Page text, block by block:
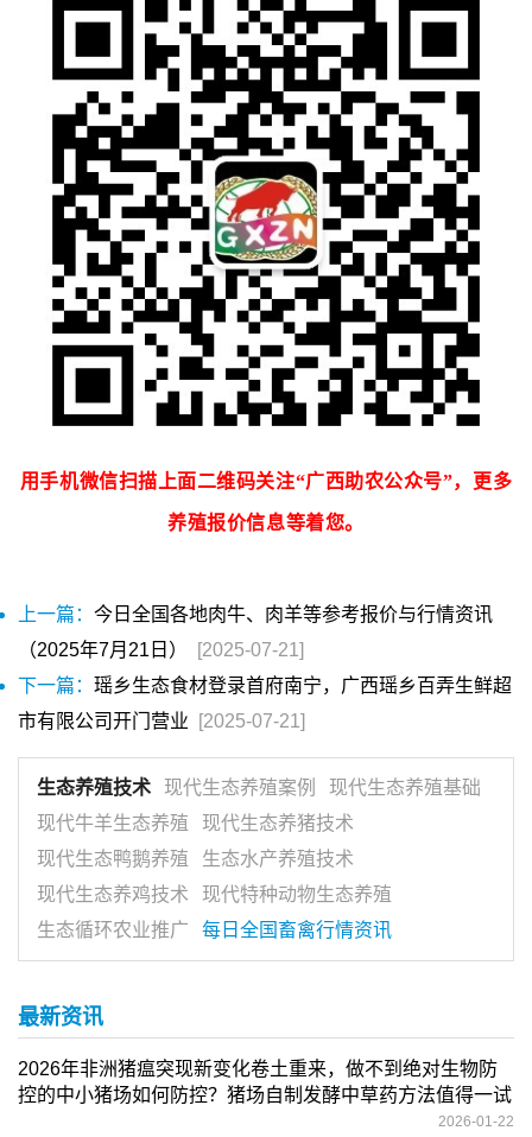
用手机微信扫描上面二维码关注“广西助农公众号”，更多
养殖报价信息等着您。
上一篇： 今日全国各地肉牛、肉羊等参考报价与行情资讯
（2025年7月21日）
[2025-07-21]
下一篇： 瑶乡生态食材登录首府南宁，广西瑶乡百弄生鲜超
市有限公司开门营业
[2025-07-21]
生态养殖技术 现代生态养殖案例
现代生态养殖基础
现代牛羊生态养殖
现代生态养猪技术
现代生态鸭鹅养殖
生态水产养殖技术
现代生态养鸡技术
现代特种动物生态养殖
生态循环农业推广
每日全国畜禽行情资讯
最新资讯
2026年非洲猪瘟突现新变化卷土重来，做不到绝对生物防
控的中小猪场如何防控？猪场自制发酵中草药方法值得一试
2026-01-22